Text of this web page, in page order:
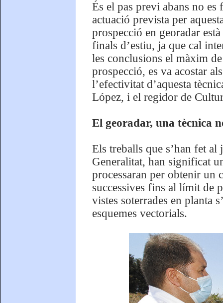
És el pas previ abans no es
actuació prevista per
prospecció en georadar
finals d’estiu, ja que cal
les conclusions el màxim
prospecció, es va acostar
l’efectivitat d’aquesta
López, i el regidor de
El georadar, una tècnica
Els treballs que s’han fet
Generalitat, han significat
processaran per obtenir un
successives fins al límit de
vistes soterrades en planta
esquemes vectorials.